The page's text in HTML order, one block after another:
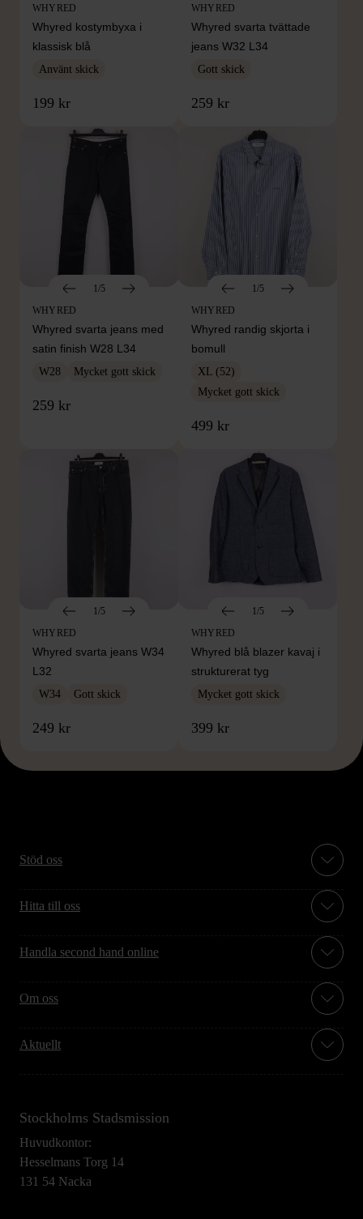
WHYRED
Whyred kostymbyxa i
klassisk blå
Använt skick
199 kr
WHYRED
Whyred svarta tvättade
jeans W32 L34
Gott skick
259 kr
1/5
WHYRED
Whyred svarta jeans med
satin finish W28 L34
W28 Mycket gott skick
259 kr
1/5
WHYRED
Whyred randig skjorta i
bomull
XL (52)
Mycket gott skick
499 kr
1/5
WHYRED
Whyred svarta jeans W34
L32
W34 Gott skick
249 kr
1/5
WHYRED
Whyred blå blazer kavaj i
strukturerat tyg
Mycket gott skick
399 kr
Stöd oss
Hitta till oss
Handla second hand online
Om oss
Aktuellt
Stockholms Stadsmission
Huvudkontor:
Hesselmans Torg 14
131 54 Nacka